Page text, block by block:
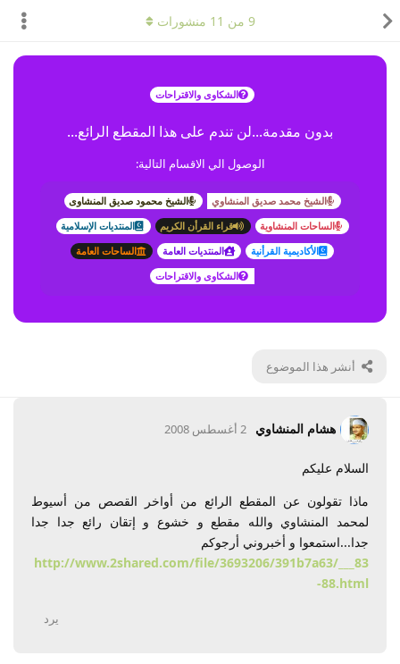
الشكاوى والاقتراحات
بدون مقدمة...لن تندم على هذا المقطع الرائع...
الوصول الي الاقسام التالية:
الشيخ محمد صديق المنشاوي
الشيخ محمود صديق المنشاوى
الساحات المنشاوية
قراء القرأن الكريم
المنتديات الإسلامية
الأكاديمية القرأنية
المنتديات العامة
الساحات العامة
الشكاوى والاقتراحات
أنشر هذا الموضوع
9 من 11 منشورات
هشام المنشاوي 2 أغسطس 2008
السلام عليكم
ماذا تقولون عن المقطع الرائع من أواخر القصص من أسيوط
لمحمد المنشاوي والله مقطع و خشوع و إتقان رائع جدا جدا
جدا...استمعوا و أخبروني أرجوكم
http://www.2shared.com/file/3693206/391b7a63/___83
-88.html
يرد